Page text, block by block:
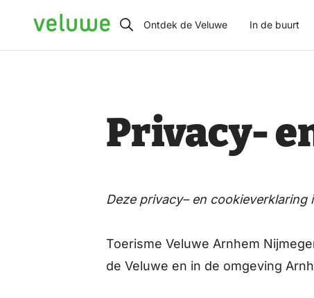
Veluwe Ontdek de Veluwe In de buurt
Privacy-
Deze privacy– en cookieverklaring
Toerisme Veluwe Arnhem
de Veluwe en in de omgeving